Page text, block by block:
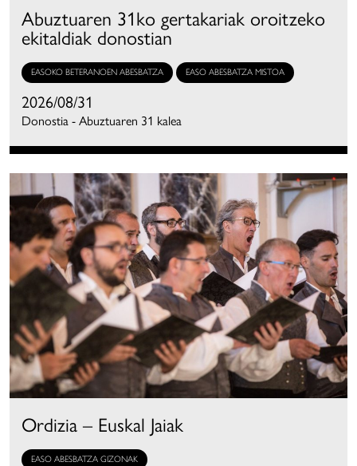
Abuztuaren 31ko gertakariak oroitzeko
ekitaldiak donostian
EASOKO BETERANOEN ABESBATZA EASO ABESBATZA MISTOA
2026/08/31
Donostia - Abuztuaren 31 kalea
Ordizia – Euskal Jaiak
EASO ABESBATZA GIZONAK